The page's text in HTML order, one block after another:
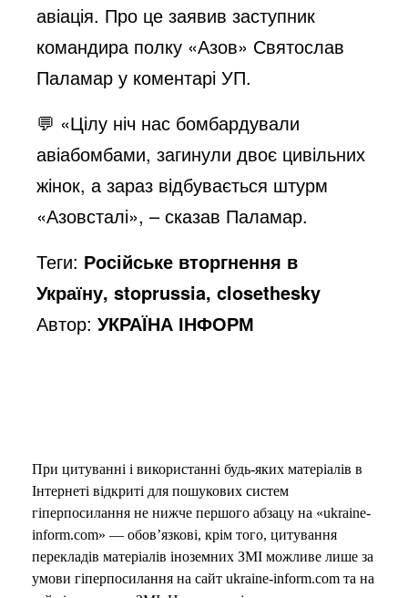
авіація. Про це заявив заступник
командира полку «Азов» Святослав
Паламар у коментарі УП.
💬 «Цілу ніч нас бомбардували
авіабомбами, загинули двоє цивільних
жінок, а зараз відбувається штурм
«Азовсталі», – сказав Паламар.
Теги: Російське вторгнення в
Україну, stoprussia, closethesky
Автор:УКРАЇНА ІНФОРМ
При цитуванні і використанні будь-яких матеріалів в
Інтернеті відкриті для пошукових систем
гіперпосилання не нижче першого абзацу на «ukraine-
inform.com» — обов’язкові, крім того, цитування
перекладів матеріалів іноземних ЗМІ можливе лише за
умови гіперпосилання на сайт ukraine-inform.com та на